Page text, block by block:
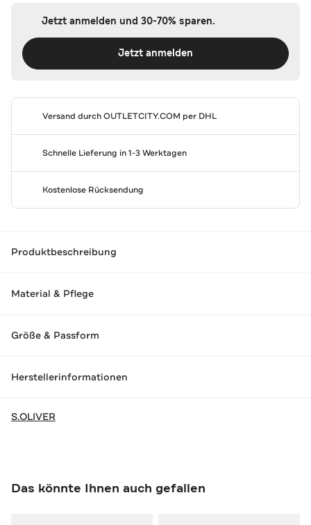
Jetzt anmelden und 30-70% sparen.
Jetzt anmelden
Versand durchOUTLETCITY.COM per DHL
Schnelle Lieferung in 1-3 Werktagen
Kostenlose Rücksendung
Produktbeschreibung
Material & Pflege
Größe & Passform
Herstellerinformationen
S.OLIVER
Das könnte Ihnen auch gefallen